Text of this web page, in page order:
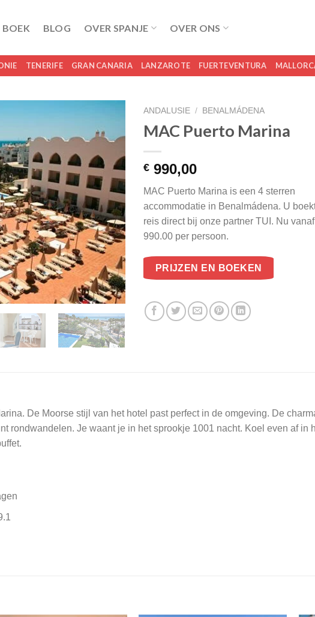
BOEK BLOG OVER SPANJE OVER ONS
TENERIFE GRAN CANARIA LANZAROTE FUERTEVENTURA
ANDALUSIE / BENALMÁDENA
MAC Puerto Marina
€ 990,00
MAC Puerto Marina is een 4 sterren
accommodatie in Benalmádena. U
reis direct bij onze partner TUI. Nu
990.00 per persoon.
PRIJZEN EN BOEKEN
De Moorse stijl van het hotel past perfect in de omgeving. De
rondwandelen. Je waant je in het sprookje 1001 nacht. Koel even af in